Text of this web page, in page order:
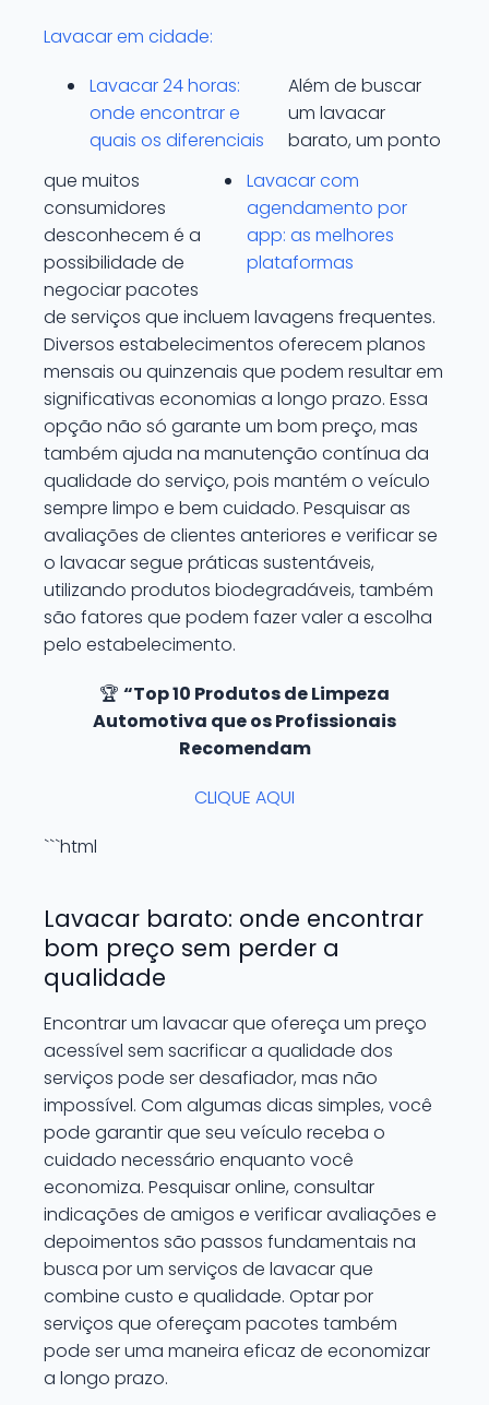
Lavacar em cidade:
Lavacar 24 horas:
onde encontrar e
quais os diferenciais
Lavacar com
agendamento por
app: as melhores
plataformas
Além de buscar
um lavacar
barato, um ponto
que muitos
consumidores
desconhecem é a
possibilidade de
negociar pacotes
de serviços que incluem lavagens frequentes.
Diversos estabelecimentos oferecem planos
mensais ou quinzenais que podem resultar em
significativas economias a longo prazo. Essa
opção não só garante um bom preço, mas
também ajuda na manutenção contínua da
qualidade do serviço, pois mantém o veículo
sempre limpo e bem cuidado. Pesquisar as
avaliações de clientes anteriores e verificar se
o lavacar segue práticas sustentáveis,
utilizando produtos biodegradáveis, também
são fatores que podem fazer valer a escolha
pelo estabelecimento.
🏆 “Top 10 Produtos de Limpeza
Automotiva que os Profissionais
Recomendam
CLIQUE AQUI
```html
Lavacar barato: onde encontrar
bom preço sem perder a
qualidade
Encontrar um lavacar que ofereça um preço
acessível sem sacrificar a qualidade dos
serviços pode ser desafiador, mas não
impossível. Com algumas dicas simples, você
pode garantir que seu veículo receba o
cuidado necessário enquanto você
economiza. Pesquisar online, consultar
indicações de amigos e verificar avaliações e
depoimentos são passos fundamentais na
busca por um serviços de lavacar que
combine custo e qualidade. Optar por
serviços que ofereçam pacotes também
pode ser uma maneira eficaz de economizar
a longo prazo.